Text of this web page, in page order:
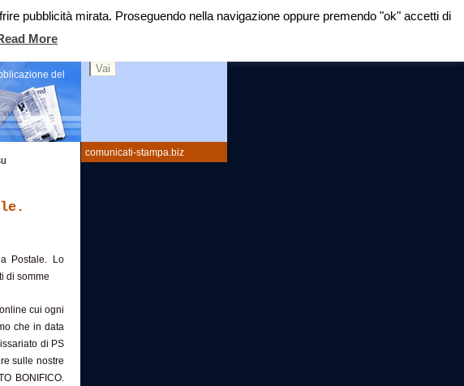
comunicati-stampa.biz
del
Postale. Lo
di somme
cui ogni
che in data
di PS
sulle nostre
BONIFICO.
pubblicità mirata. Proseguendo nella navigazione oppure premendo "ok" accetti di
More